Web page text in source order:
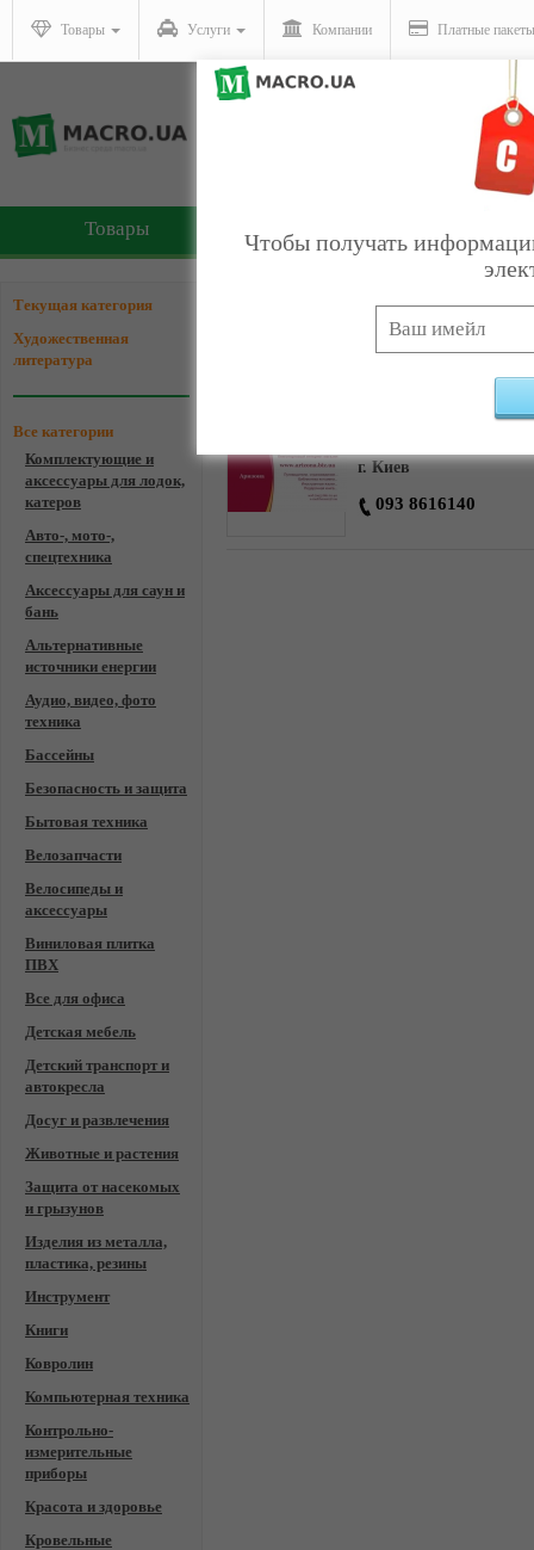
Товары Услуги Компании Платные пакеты
Товары
Текущая категория
Художественная
литература
Все категории
Комплектующие и
аксессуары для лодок,
катеров
Авто-, мото-,
спецтехника
Аксессуары для саун и
бань
Альтернативные
источники енергии
Аудио, видео, фото
техника
Бассейны
Безопасность и защита
Бытовая техника
Велозапчасти
Велосипеды и
аксессуары
Виниловая плитка
ПВХ
Все для офиса
Детская мебель
Детский транспорт и
автокресла
Досуг и развлечения
Животные и растения
Защита от насекомых
и грызунов
Изделия из металла,
пластика, резины
Инструмент
Книги
Ковролин
Компьютерная техника
Контрольно-
измерительные
приборы
Красота и здоровье
Кровельные
Компании -
г. Киев
093 8616140
Чтобы получать